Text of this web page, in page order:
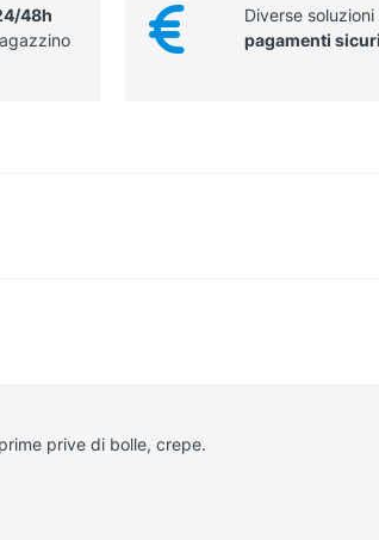
48h
Diverse soluzioni
pagamenti sicuri
prive di bolle, crepe.